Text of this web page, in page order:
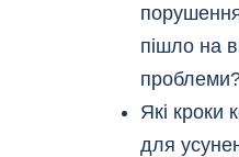
порушення
пішло на
Які кроки
для